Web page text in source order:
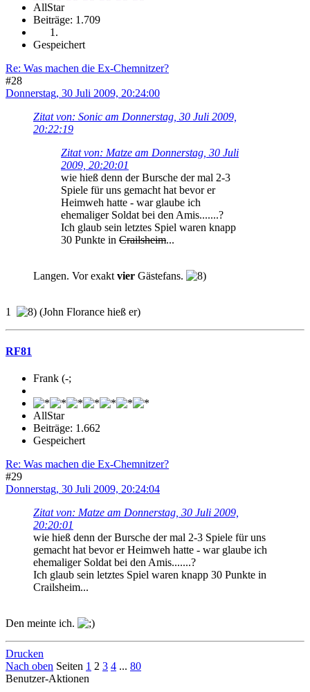
AllStar
Beiträge: 1.709
Gespeichert
Re: Was machen die Ex-Chemnitzer?
#28
Donnerstag, 30 Juli 2009, 20:24:00
Zitat von: Sonic am Donnerstag, 30 Juli 2009,
20:22:19
Zitat von: Matze am Donnerstag, 30 Juli
2009, 20:20:01
wie hieß denn der Bursche der mal 2-3
Spiele für uns gemacht hat bevor er
Heimweh hatte - war glaube ich
ehemaliger Soldat bei den Amis.......?
Ich glaub sein letztes Spiel waren knapp
30 Punkte in Crailsheim...
Langen. Vor exakt vier Gästefans.
1 (John Florance hieß er)
RF81
Frank (-;
AllStar
Beiträge: 1.662
Gespeichert
Re: Was machen die Ex-Chemnitzer?
#29
Donnerstag, 30 Juli 2009, 20:24:04
Zitat von: Matze am Donnerstag, 30 Juli 2009,
20:20:01
wie hieß denn der Bursche der mal 2-3 Spiele für uns
gemacht hat bevor er Heimweh hatte - war glaube ich
ehemaliger Soldat bei den Amis.......?
Ich glaub sein letztes Spiel waren knapp 30 Punkte in
Crailsheim...
Den meinte ich.
Drucken
Nach oben Seiten 1 2 3 4 ... 80
Benutzer-Aktionen